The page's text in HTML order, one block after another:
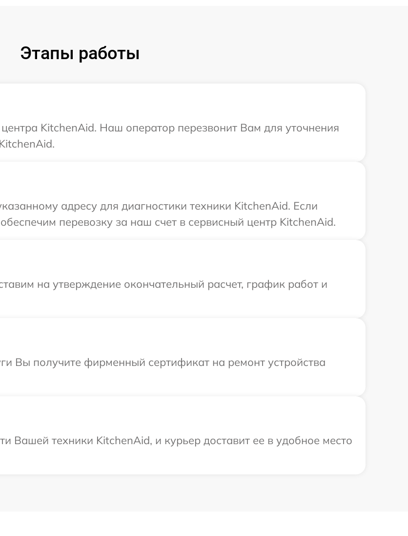
Этапы работы
центра KitchenAid. Наш оператор перезвонит Вам для уточнения
адресу для диагностики техники KitchenAid. Если
перевозку за наш счет в сервисный центр KitchenAid.
на утверждение окончательный расчет, график работ и
Вы получите фирменный сертификат на ремонт устройства
Вашей техники KitchenAid, и курьер доставит ее в удобное место